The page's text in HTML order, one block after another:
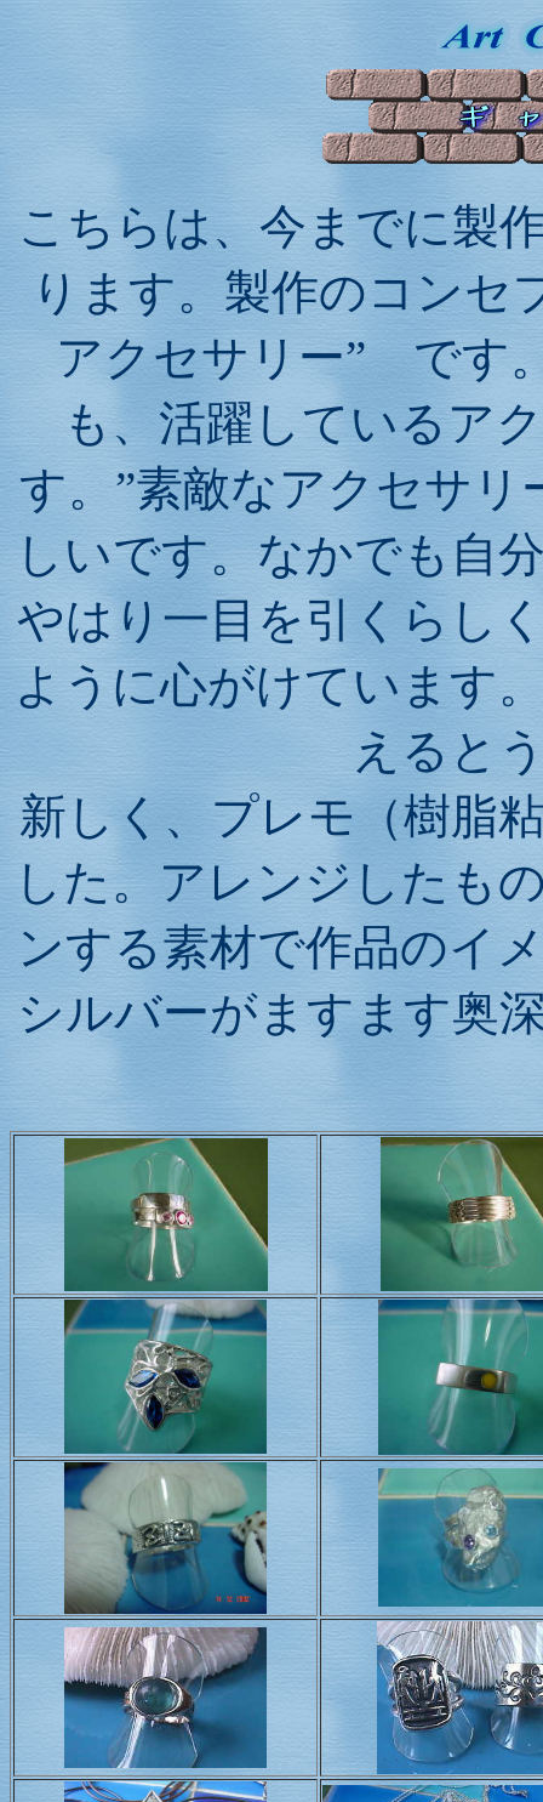
こちらは、今までに製
ります。製作のコン
アクセサリー” です
も、活躍しているア
す。”素敵なアクセサ
しいです。なかでも自
やはり一目を引くらし
ように心がけています
えると
新しく、プレモ（樹脂
した。アレンジしたも
ンする素材で作品のイ
シルバーがますます奥